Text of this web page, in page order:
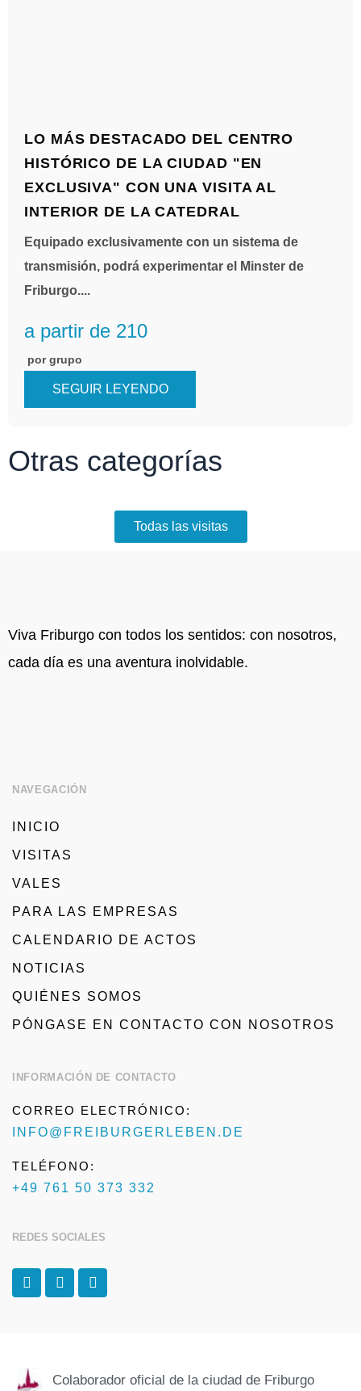
LO MÁS DESTACADO DEL CENTRO
HISTÓRICO DE LA CIUDAD "EN
EXCLUSIVA" CON UNA VISITA AL
INTERIOR DE LA CATEDRAL
Equipado exclusivamente con un sistema de
transmisión, podrá experimentar el Minster de
Friburgo....
a partir de 210
por grupo
SEGUIR LEYENDO
Otras categorías
Todas las visitas
Viva Friburgo con todos los sentidos: con nosotros,
cada día es una aventura inolvidable.
NAVEGACIÓN
INICIO
VISITAS
VALES
PARA LAS EMPRESAS
CALENDARIO DE ACTOS
NOTICIAS
QUIÉNES SOMOS
PÓNGASE EN CONTACTO CON NOSOTROS
INFORMACIÓN DE CONTACTO
CORREO ELECTRÓNICO:
INFO@FREIBURGERLEBEN.DE
TELÉFONO:
+49 761 50 373 332
REDES SOCIALES
F
a
c
k
-
I
n
s
m
T
r
i
s
Colaborador oficial de la ciudad de Friburgo